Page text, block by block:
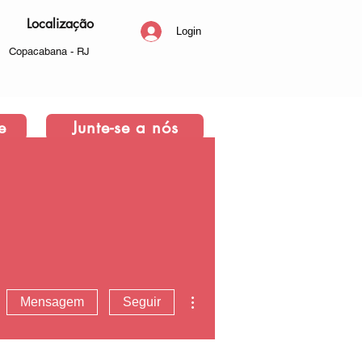
Localização
Copacabana - RJ
Login
Junte-se a nós
Mensagem Seguir